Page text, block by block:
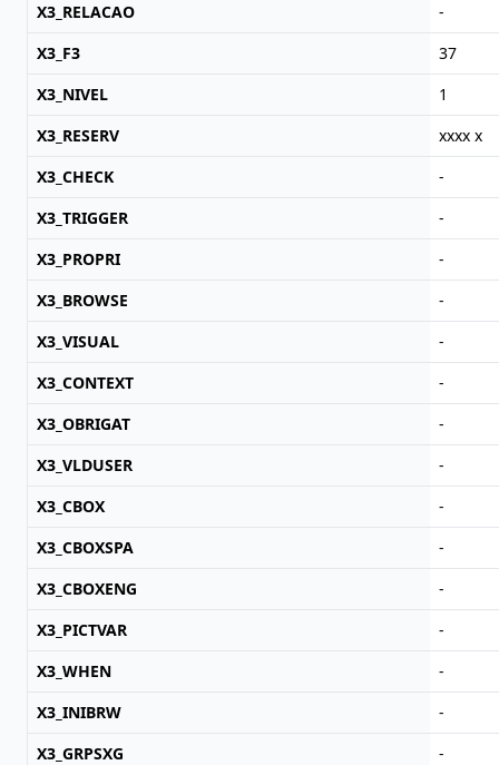
X3_RELACAO
-
X3_F3
37
X3_NIVEL
1
X3_RESERV
xxxx x
X3_CHECK
-
X3_TRIGGER
-
X3_PROPRI
-
X3_BROWSE
-
X3_VISUAL
-
X3_CONTEXT
-
X3_OBRIGAT
-
X3_VLDUSER
-
X3_CBOX
-
X3_CBOXSPA
-
X3_CBOXENG
-
X3_PICTVAR
-
X3_WHEN
-
X3_INIBRW
-
X3_GRPSXG
-